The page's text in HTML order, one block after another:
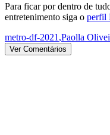
Para ficar por dentro de
entretenimento siga o perfil
metro-df-2021,Paolla
Ver Comentários